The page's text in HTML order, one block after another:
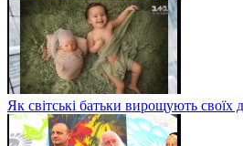
Як світські батьки вирощують своїх